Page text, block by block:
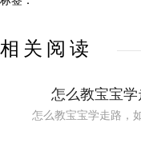
相关阅读
怎么教宝宝